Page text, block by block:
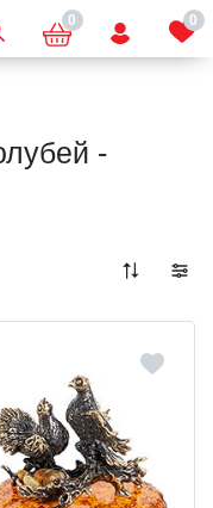
0 0
-